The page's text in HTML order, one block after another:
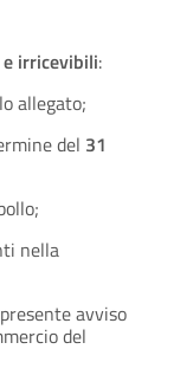
irricevibili:
allegato;
del 31
nella
avviso
del